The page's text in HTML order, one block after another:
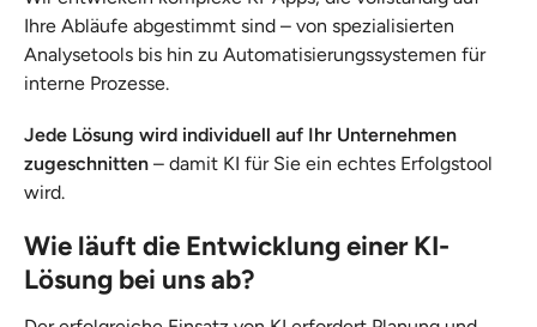
Ihre Abläufe abgestimmt sind – von spezialisierten
Analysetools bis hin zu Automatisierungssystemen für
interne Prozesse.
Jede Lösung wird individuell auf Ihr Unternehmen
zugeschnitten – damit KI für Sie ein echtes Erfolgstool
wird.
Wie läuft die Entwicklung einer KI-
Lösung bei uns ab?